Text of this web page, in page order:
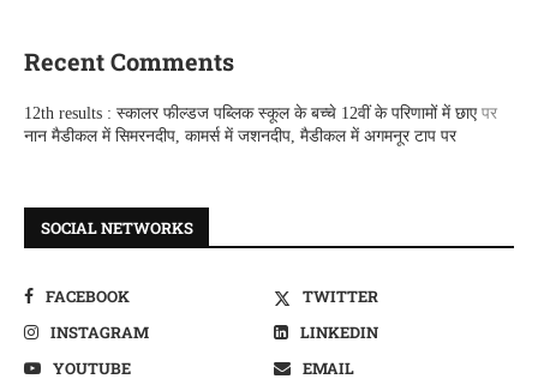
Recent Comments
12th results : स्कालर फील्डज पब्लिक स्कूल के बच्चे 12वीं के परिणामों में छाएपर
नान मैडीकल में सिमरनदीप, कामर्स में जशनदीप, मैडीकल में अगमनूर टाप पर
SOCIAL NETWORKS
FACEBOOK
TWITTER
INSTAGRAM
LINKEDIN
YOUTUBE
EMAIL